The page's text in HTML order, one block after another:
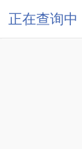
正在查询中